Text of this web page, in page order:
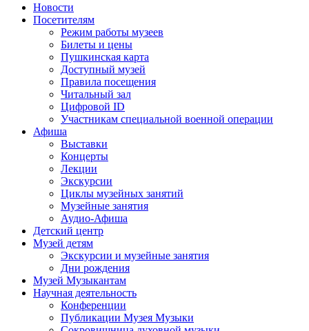
Новости
Посетителям
Режим работы музеев
Билеты и цены
Пушкинская карта
Доступный музей
Правила посещения
Читальный зал
Цифровой ID
Участникам специальной военной операции
Афиша
Выставки
Концерты
Лекции
Экскурсии
Циклы музейных занятий
Музейные занятия
Аудио-Афиша
Детский центр
Музей детям
Экскурсии и музейные занятия
Дни рождения
Музей Музыкантам
Научная деятельность
Конференции
Публикации Музея Музыки